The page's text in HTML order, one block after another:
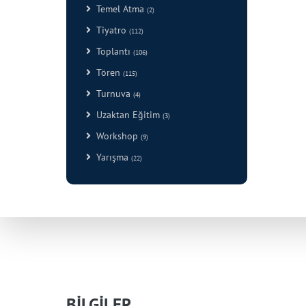
Temel Atma (2)
Tiyatro (112)
Toplantı (106)
Tören (115)
Turnuva (4)
Uzaktan Eğitim (3)
Workshop (9)
Yarışma (22)